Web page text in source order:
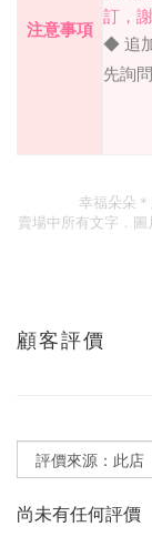
注意事項
訂，
◆ 追
先詢
幸福朵朵
賣場中所有文字．
顧客評價
尚未有任何評價